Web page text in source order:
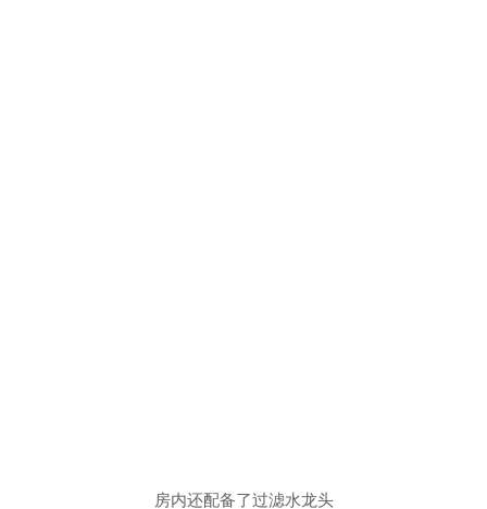
房内还配备了过滤水龙头